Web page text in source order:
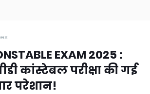
EXAM 2025 :
कांस्टेबल परीक्षा की गई
परेशान!